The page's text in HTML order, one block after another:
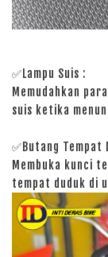
✅Lampu Suis :
Memudahkan
suis ketika
✅Butang Tempat
Membuka kunci
tempat duduk di